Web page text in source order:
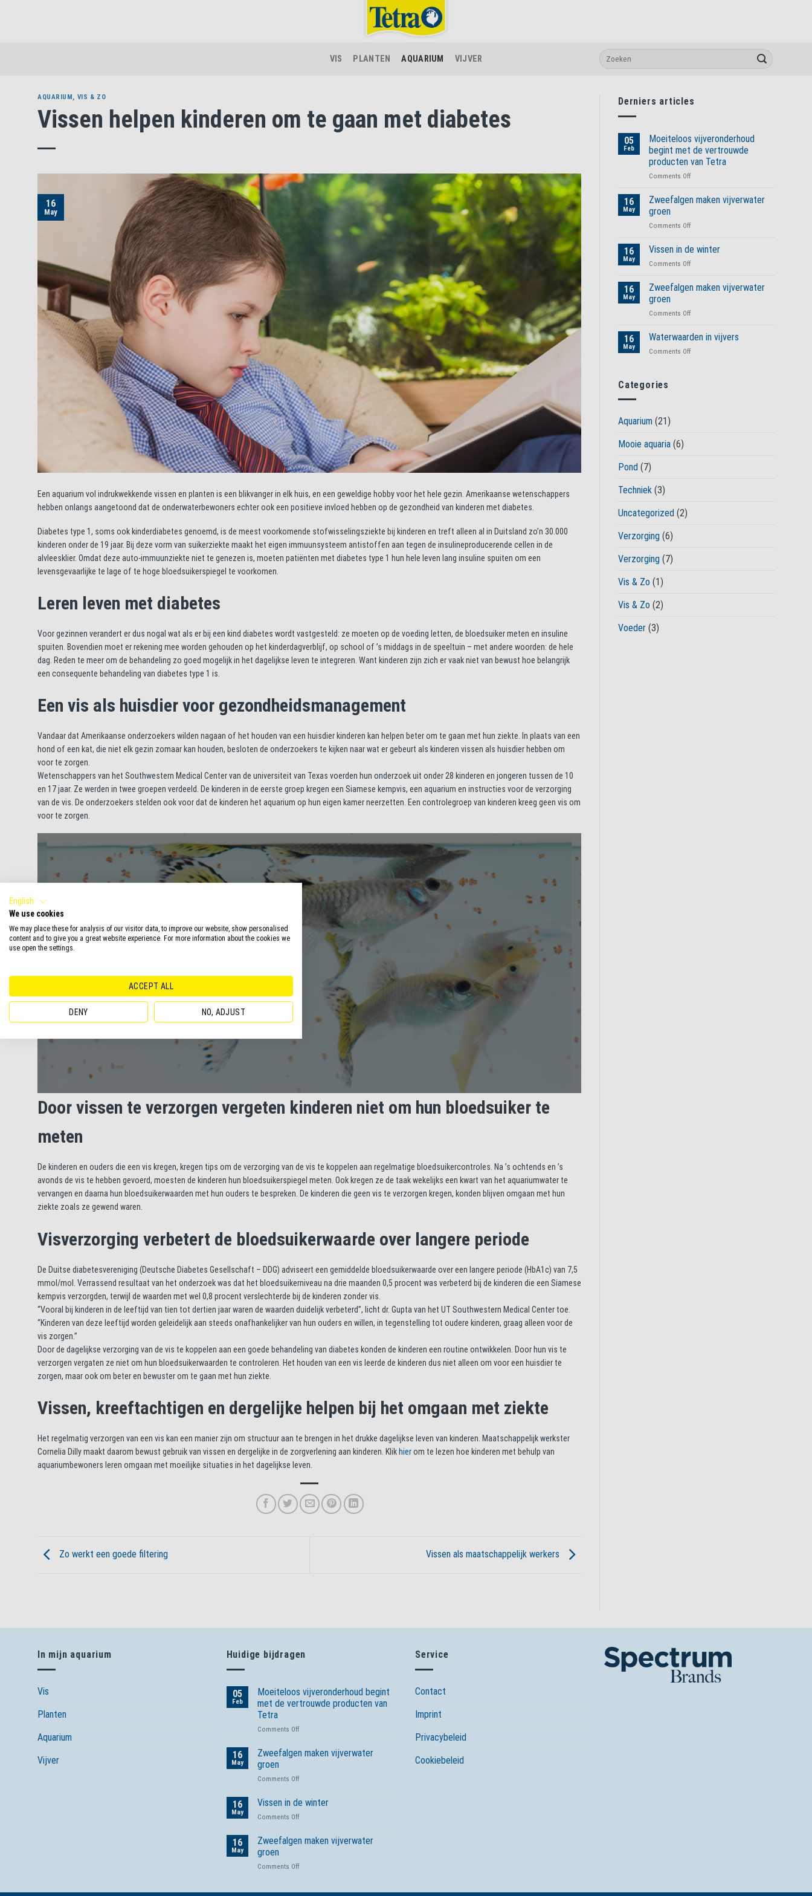
VIS PLANTEN AQUARIUM VIJVER
AQUARIUM, VIS & ZO
Vissen helpen kinderen om te gaan met diabetes
16
May
Een aquarium vol indrukwekkende vissen en planten is een blikvanger in elk huis, en een geweldige hobby voor het hele gezin. Amerikaanse wetenschappers
hebben onlangs aangetoond dat de onderwaterbewoners echter ook een positieve invloed hebben op de gezondheid van kinderen met diabetes.
Diabetes type 1, soms ook kinderdiabetes genoemd, is de meest voorkomende stofwisselingsziekte bij kinderen en treft alleen al in Duitsland zo’n 30.000
kinderen onder de 19 jaar. Bij deze vorm van suikerziekte maakt het eigen immuunsysteem antistoffen aan tegen de insulineproducerende cellen in de
alvleesklier. Omdat deze auto-immuunziekte niet te genezen is, moeten patiënten met diabetes type 1 hun hele leven lang insuline spuiten om een
levensgevaarlijke te lage of te hoge bloedsuikerspiegel te voorkomen.
Leren leven met diabetes
Voor gezinnen verandert er dus nogal wat als er bij een kind diabetes wordt vastgesteld: ze moeten op de voeding letten, de bloedsuiker meten en insuline
spuiten. Bovendien moet er rekening mee worden gehouden op het kinderdagverblijf, op school of ’s middags in de speeltuin – met andere woorden: de hele
dag. Reden te meer om de behandeling zo goed mogelijk in het dagelijkse leven te integreren. Want kinderen zijn zich er vaak niet van bewust hoe belangrijk
een consequente behandeling van diabetes type 1 is.
Een vis als huisdier voor gezondheidsmanagement
Vandaar dat Amerikaanse onderzoekers wilden nagaan of het houden van een huisdier kinderen kan helpen beter om te gaan met hun ziekte. In plaats van een
hond of een kat, die niet elk gezin zomaar kan houden, besloten de onderzoekers te kijken naar wat er gebeurt als kinderen vissen als huisdier hebben om
voor te zorgen.
Wetenschappers van het Southwestern Medical Center van de universiteit van Texas voerden hun onderzoek uit onder 28 kinderen en jongeren tussen de 10
en 17 jaar. Ze werden in twee groepen verdeeld. De kinderen in de eerste groep kregen een Siamese kempvis, een aquarium en instructies voor de verzorging
van de vis. De onderzoekers stelden ook voor dat de kinderen het aquarium op hun eigen kamer neerzetten. Een controlegroep van kinderen kreeg geen vis om
voor te zorgen.
Door vissen te verzorgen vergeten kinderen niet om hun bloedsuiker te
meten
De kinderen en ouders die een vis kregen, kregen tips om de verzorging van de vis te koppelen aan regelmatige bloedsuikercontroles. Na ’s ochtends en ’s
avonds de vis te hebben gevoerd, moesten de kinderen hun bloedsuikerspiegel meten. Ook kregen ze de taak wekelijks een kwart van het aquariumwater te
vervangen en daarna hun bloedsuikerwaarden met hun ouders te bespreken. De kinderen die geen vis te verzorgen kregen, konden blijven omgaan met hun
ziekte zoals ze gewend waren.
Visverzorging verbetert de bloedsuikerwaarde over langere periode
De Duitse diabetesvereniging (Deutsche Diabetes Gesellschaft – DDG) adviseert een gemiddelde bloedsuikerwaarde over een langere periode (HbA1c) van 7,5
mmol/mol. Verrassend resultaat van het onderzoek was dat het bloedsuikerniveau na drie maanden 0,5 procent was verbeterd bij de kinderen die een Siamese
kempvis verzorgden, terwijl de waarden met wel 0,8 procent verslechterde bij de kinderen zonder vis.
“Vooral bij kinderen in de leeftijd van tien tot dertien jaar waren de waarden duidelijk verbeterd”, licht dr. Gupta van het UT Southwestern Medical Center toe.
“Kinderen van deze leeftijd worden geleidelijk aan steeds onafhankelijker van hun ouders en willen, in tegenstelling tot oudere kinderen, graag alleen voor de
vis zorgen.”
Door de dagelijkse verzorging van de vis te koppelen aan een goede behandeling van diabetes konden de kinderen een routine ontwikkelen. Door hun vis te
verzorgen vergaten ze niet om hun bloedsuikerwaarden te controleren. Het houden van een vis leerde de kinderen dus niet alleen om voor een huisdier te
zorgen, maar ook om beter en bewuster om te gaan met hun ziekte.
Vissen, kreeftachtigen en dergelijke helpen bij het omgaan met ziekte
Het regelmatig verzorgen van een vis kan een manier zijn om structuur aan te brengen in het drukke dagelijkse leven van kinderen. Maatschappelijk werkster
Cornelia Dilly maakt daarom bewust gebruik van vissen en dergelijke in de zorgverlening aan kinderen. Klik hierom te lezen hoe kinderen met behulp van
aquariumbewoners leren omgaan met moeilijke situaties in het dagelijkse leven.
Zo werkt een goede filtering Vissen als maatschappelijk werkers
Derniers articles
05
Feb
Moeiteloos vijveronderhoud
begint met de vertrouwde
producten van Tetra
Comments Offon
vijveronderhoud
de
producten
16
May
Zweefalgen maken vijverwater
groen
Comments Offon
maken
16
May
Vissen in de winter
Comments Offon
16
May
Zweefalgen maken vijverwater
groen
Comments Offon
maken
vijverwater
16
May
Waterwaarden in vijvers
Comments Offon
Categories
Aquarium (21)
Mooie aquaria (6)
Pond (7)
Techniek (3)
Uncategorized (2)
Verzorging (6)
Verzorging (7)
Vis & Zo (1)
Vis & Zo (2)
Voeder (3)
In mijn aquarium
Vis
Planten
Aquarium
Vijver
Huidige bijdragen
05
Feb
Moeiteloos vijveronderhoud begint
met de vertrouwde producten van
Tetra
Comments Offon
vijveronderhoud
de
producten
Tetra
16
May
Zweefalgen maken vijverwater
groen
Comments Offon
maken
groen
16
May
Vissen in de winter
Comments Offon
in
16
May
Zweefalgen maken vijverwater
groen
Comments Offon
Service
Contact
Imprint
Privacybeleid
Cookiebeleid
English
We use cookies
We may place these for analysis of our visitor data, to improve our website, show personalised
content and to give you a great website experience. For more information about the cookies we
use open the settings.
ACCEPT ALL
DENY NO, ADJUST